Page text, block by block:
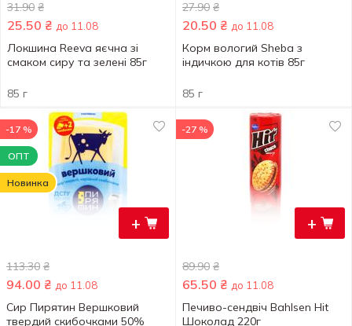
31.90 ₴
25.50 ₴ до 11.08
Локшина Reeva яєчна зі
смаком сиру та зелені 85г
85 г
27.90 ₴
20.50 ₴ до 11.08
Корм вологий Sheba з
індичкою для котів 85г
85 г
+
-17 %
ОПТ
Новинка
113.30 ₴
94.00 ₴ до 11.08
Сир Пирятин Вершковий
твердий скибочками 50%
+
-27 %
89.90 ₴
65.50 ₴ до 11.08
Печиво-сендвіч Bahlsen Hit
Шоколад 220г